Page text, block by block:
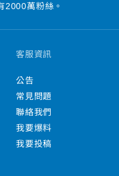
2000萬粉絲。
客服資訊
公告
常見問題
聯絡我們
我要爆料
我要投稿